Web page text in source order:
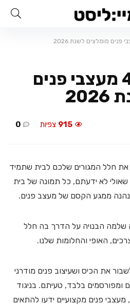
מעצב פנים: 4 מעצבי פנים
915 צפיות 0
חלל המגורים שלכם לבית שתמיד
לא ידעתם, כל תמונה של בית
נהנה ממגע הקסם של מעצב פנים.
שלמה הבנויה על הדרך בה חלל
האופי והחלומות שלנו.
את הכיס ושעיצוב פנים מודרני
ומפורסמים בלבד, טעיתם. בניגוד
פנים מקצועיים ידעו להתאים